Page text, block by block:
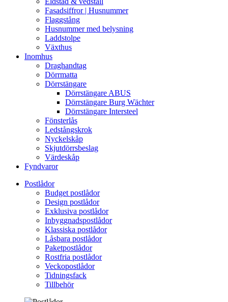
Fasadsiffror | Husnummer
Flaggstång
Husnummer med belysning
Laddstolpe
Växthus
Inomhus
Draghandtag
Dörrmatta
Dörrstängare
Dörrstängare ABUS
Dörrstängare Burg Wächter
Dörrstängare Intersteel
Fönsterlås
Ledstångskrok
Nyckelskåp
Skjutdörrsbeslag
Värdeskåp
Fyndvaror
Postlådor
Budget postlådor
Design postlådor
Exklusiva postlådor
Inbyggnadspostlådor
Klassiska postlådor
Låsbara postlådor
Paketpostlådor
Rostfria postlådor
Veckopostlådor
Tidningsfack
Tillbehör